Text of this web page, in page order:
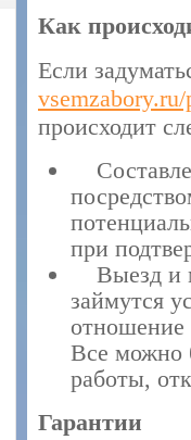
Как
Если
происходит
при
Выезд и
займутся
отношение
Все можно
работы,
Гарантии